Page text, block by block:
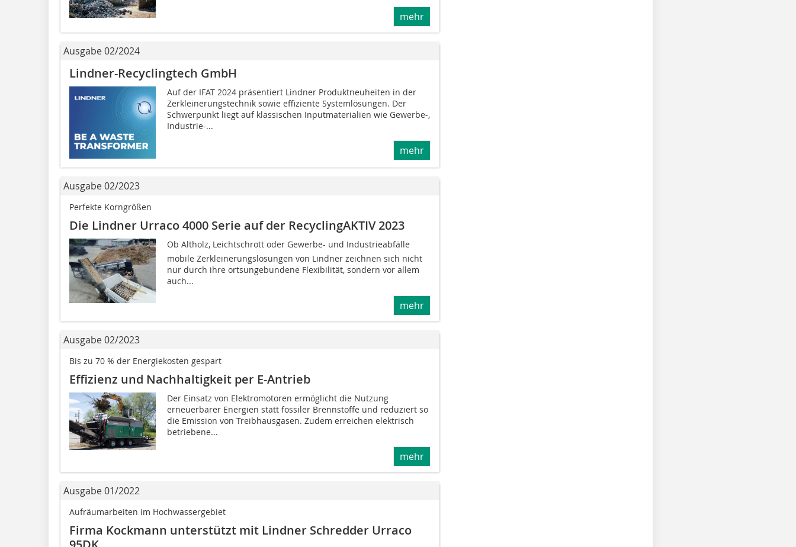
mehr
Ausgabe 02/2024
Lindner-Recyclingtech GmbH
Auf der IFAT 2024 präsentiert Lindner Produktneuheiten in der
Zerkleinerungstechnik sowie effiziente Systemlösungen. Der
Schwerpunkt liegt auf klassischen Inputmaterialien wie Gewerbe-,
Industrie-...
mehr
Ausgabe 02/2023
Perfekte Korngrößen
Die Lindner Urraco 4000 Serie auf der RecyclingAKTIV 2023
Ob Altholz, Leichtschrott oder Gewerbe- und Industrieabfälle 
mobile Zerkleinerungslösungen von Lindner zeichnen sich nicht
nur durch ihre ortsungebundene Flexibilität, sondern vor allem
auch...
mehr
Ausgabe 02/2023
Bis zu 70 % der Energiekosten gespart
Effizienz und Nachhaltigkeit per E-Antrieb
Der Einsatz von Elektromotoren ermöglicht die Nutzung
erneuerbarer Energien statt fossiler Brennstoffe und reduziert so
die Emission von Treibhausgasen. Zudem erreichen elektrisch
betriebene...
mehr
Ausgabe 01/2022
Aufräumarbeiten im Hochwassergebiet
Firma Kockmann unterstützt mit Lindner Schredder Urraco